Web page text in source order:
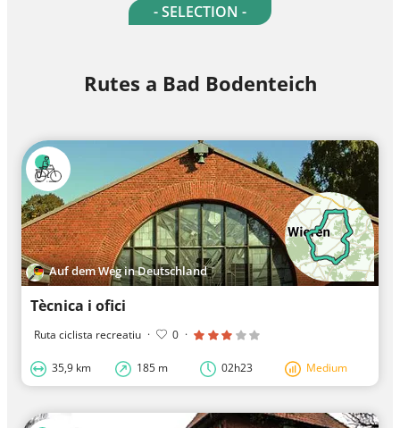
- SELECTION -
Rutes a Bad Bodenteich
Auf dem Weg in Deutschland
Tècnica i ofici
Ruta ciclista recreatiu · 0 ·
35,9 km 185 m 02h23 Medium